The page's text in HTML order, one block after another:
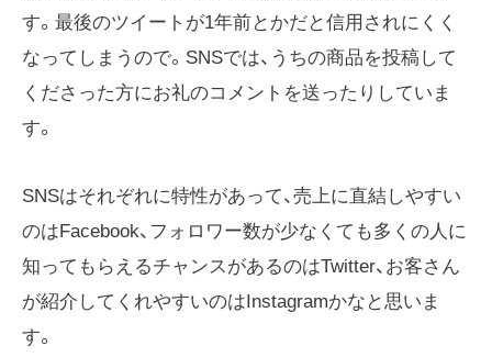
す。最後のツイートが1年前とかだと信用されにくく
なってしまうので。SNSでは、うちの商品を投稿して
くださった方にお礼のコメントを送ったりしていま
す。
SNSはそれぞれに特性があって、売上に直結しやすい
のはFacebook、フォロワー数が少なくても多くの人に
知ってもらえるチャンスがあるのはTwitter、お客さん
が紹介してくれやすいのはInstagramかなと思いま
す。